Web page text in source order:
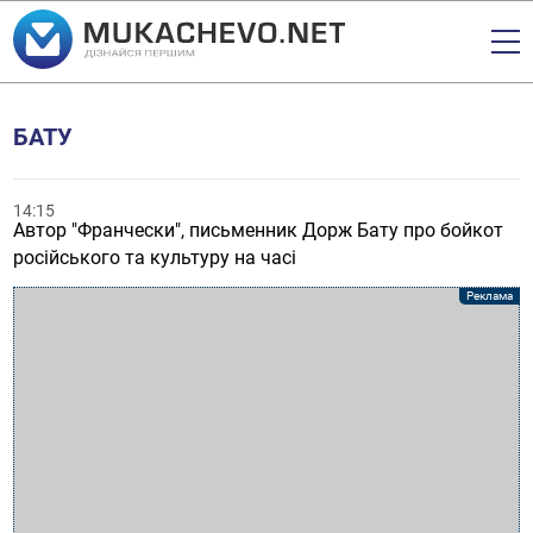
БАТУ
14:15
Автор "Франчески", письменник Дорж Бату про бойкот
російського та культуру на часі